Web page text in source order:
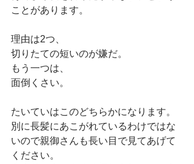
ことがあります。
理由は2つ、
切りたての短いのが嫌だ。
もう一つは、
面倒くさい。
たいていはこのどちらかになります。
別に長髪にあこがれているわけではな
いので親御さんも長い目で見てあげて
ください。